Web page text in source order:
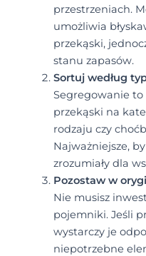
przestrzeniach.
umożliwia
przekąski,
stanu zapasów.
Sortuj według
Segregowanie to
przekąski na
rodzaju czy
Najważniejsze,
zrozumiały dla
Pozostaw w
Nie musisz
pojemniki. Jeśli
wystarczy je
niepotrzebne